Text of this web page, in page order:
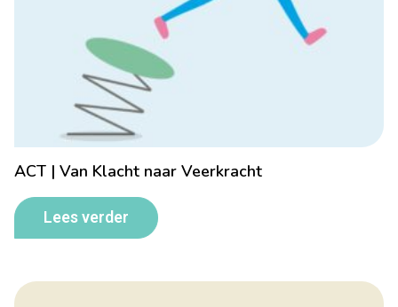
ACT | Van Klacht naar Veerkracht
Lees verder